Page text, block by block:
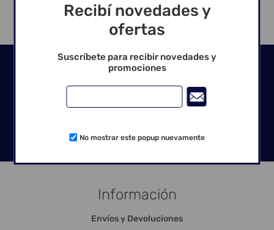
Seguinos en las redes
Información
Envíos y Devoluciones
Recibí novedades y
ofertas
Suscríbete para recibir novedades y
promociones
No mostrar este popup nuevamente